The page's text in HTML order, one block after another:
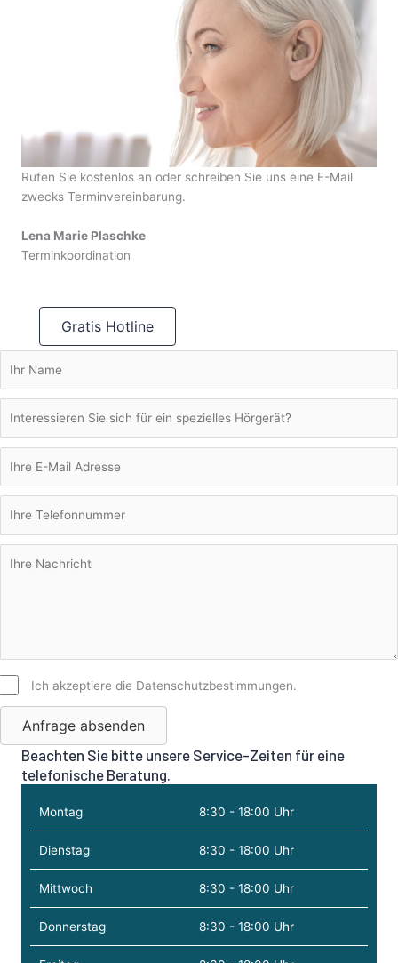
Rufen Sie kostenlos an oder schreiben Sie uns eine E-Mail
zwecks Terminvereinbarung.
Lena Marie Plaschke
Terminkoordination
Gratis Hotline
Ich akzeptiere die Datenschutzbestimmungen.
Anfrage absenden
Beachten Sie bitte unsere Service-Zeiten für eine
telefonische Beratung.
Montag 8:30 - 18:00 Uhr
Dienstag 8:30 - 18:00 Uhr
Mittwoch 8:30 - 18:00 Uhr
Donnerstag 8:30 - 18:00 Uhr